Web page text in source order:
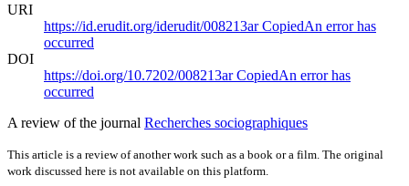
URI
https://id.erudit.org/iderudit/008213arCopiedAn error has
occurred
DOI
https://doi.org/10.7202/008213arCopiedAn error has
occurred
A review of the journal Recherches sociographiques
This article is a review of another work such as a book or a film. The original
work discussed here is not available on this platform.